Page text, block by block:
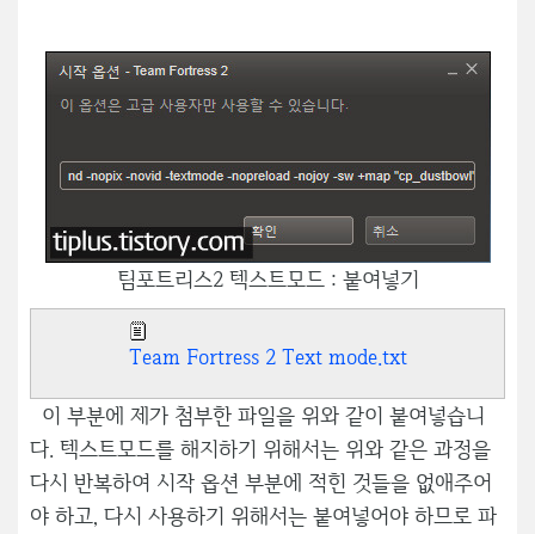
팀포트리스2 텍스트모드 : 붙여넣기
Team Fortress 2 Text mode.txt
이 부분에 제가 첨부한 파일을 위와 같이 붙여넣습니
다. 텍스트모드를 해지하기 위해서는 위와 같은 과정을
다시 반복하여 시작 옵션 부분에 적힌 것들을 없애주어
야 하고, 다시 사용하기 위해서는 붙여넣어야 하므로 파